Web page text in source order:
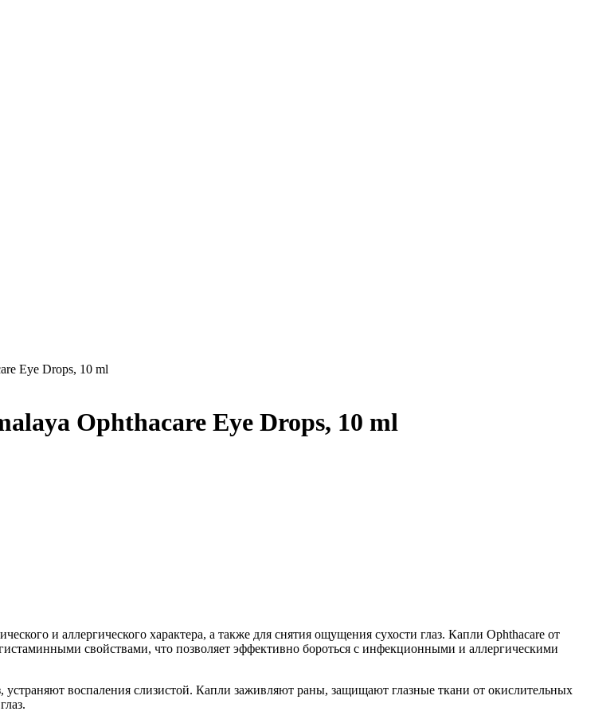
Eye Drops, 10 ml
Ophthacare Eye Drops, 10 ml
и аллергического характера, а также для снятия ощущения сухости глаз. Капли Ophthacare от
свойствами, что позволяет эффективно бороться с инфекционными и аллергическими
воспаления слизистой. Капли заживляют раны, защищают глазные ткани от окислительных